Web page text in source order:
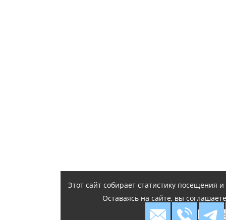
Этот сайт собирает статистику посещения
Оставаясь на сайте, вы
Я